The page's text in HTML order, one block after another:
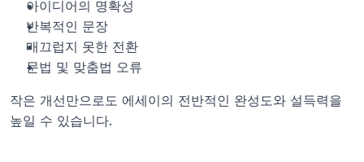
아이디어의 명확성
반복적인 문장
매끄럽지 못한 전환
문법 및 맞춤법 오류
작은 개선만으로도 에세이의 전반적인 완성도와 설득력을
높일 수 있습니다.